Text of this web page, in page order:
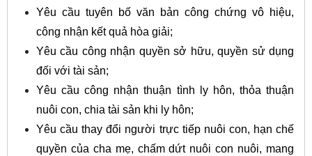
Yêu cầu tuyên bố văn bản công chứng vô hiệu,
công nhận kết quả hòa giải;
Yêu cầu công nhận quyền sở hữu, quyền sử dụng
đối với tài sản;
Yêu cầu công nhận thuận tình ly hôn, thỏa thuận
nuôi con, chia tài sản khi ly hôn;
Yêu cầu thay đổi người trực tiếp nuôi con, hạn chế
quyền của cha mẹ, chấm dứt nuôi con nuôi, mang